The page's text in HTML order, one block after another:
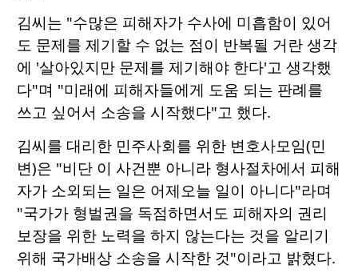
김씨는 "수많은 피해자가 수사에 미흡함이 있어
도 문제를 제기할 수 없는 점이 반복될 거란 생각
에 '살아있지만 문제를 제기해야 한다'고 생각했
다"며 "미래에 피해자들에게 도움 되는 판례를
쓰고 싶어서 소송을 시작했다"고 했다.
김씨를 대리한 민주사회를 위한 변호사모임(민
변)은 "비단 이 사건뿐 아니라 형사절차에서 피해
자가 소외되는 일은 어제오늘 일이 아니다"라며
"국가가 형벌권을 독점하면서도 피해자의 권리
보장을 위한 노력을 하지 않는다는 것을 알리기
위해 국가배상 소송을 시작한 것"이라고 밝혔다.